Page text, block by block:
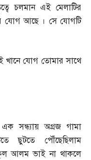
চলমান এই মেলাটির
যোগ আছে । সে যোগটি
খানে যোগ তোমার সাথে
সন্ধ্যায় অগ্রজ গামা
পৌঁছেছিলাম
আলম ভাই না থাকলে